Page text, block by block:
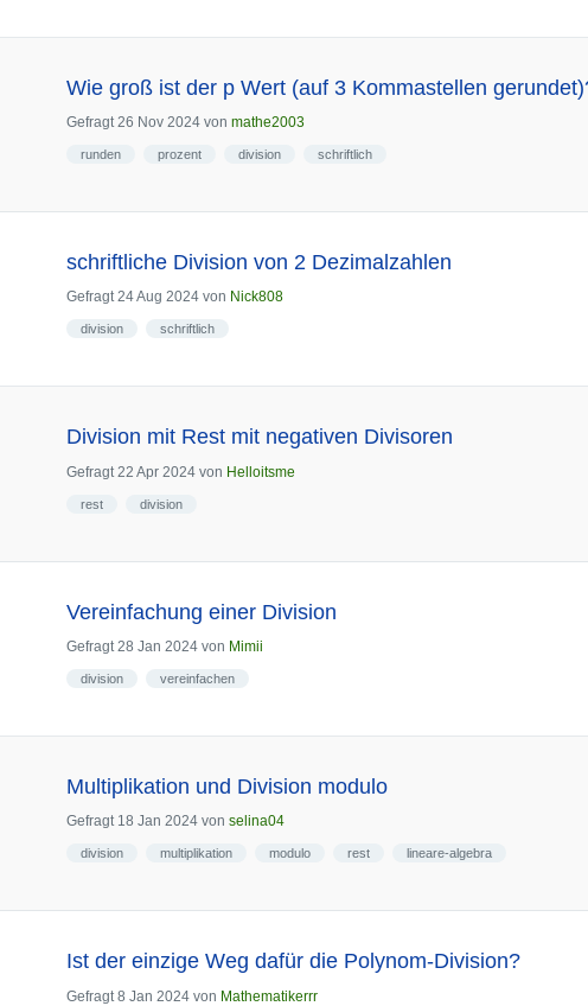
Wie groß ist der p Wert (auf 3 Kommastellen
Gefragt 26 Nov 2024 von mathe2003
runden prozent division schriftlich
schriftliche Division von 2 Dezimalzahlen
Gefragt 24 Aug 2024 von Nick808
division schriftlich
Division mit Rest mit negativen Divisoren
Gefragt 22 Apr 2024 von Helloitsme
rest division
Vereinfachung einer Division
Gefragt 28 Jan 2024 von Mimii
division vereinfachen
Multiplikation und Division modulo
Gefragt 18 Jan 2024 von selina04
division multiplikation modulo rest lineare-algebra
Ist der einzige Weg dafür die Polynom-Division?
Gefragt 8 Jan 2024 von Mathematikerrr